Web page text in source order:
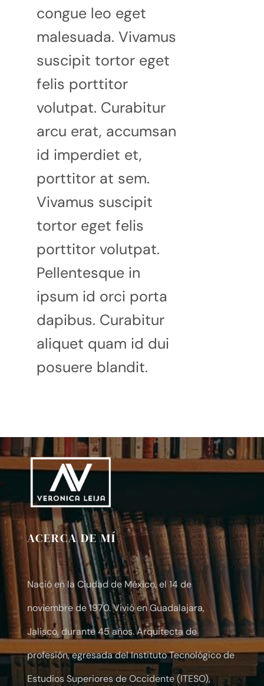
congue leo eget
malesuada. Vivamus
suscipit tortor eget
felis porttitor
volutpat. Curabitur
arcu erat, accumsan
id imperdiet et,
porttitor at sem.
Vivamus suscipit
tortor eget felis
porttitor volutpat.
Pellentesque in
ipsum id orci porta
dapibus. Curabitur
aliquet quam id dui
posuere blandit.
ACERCA DE MÍ
Nació en la Ciudad de México, el 14 de
noviembre de 1970. Vivió en Guadalajara,
Jalisco, durante 45 años. Arquitecta de
profesión, egresada del Instituto Tecnológico de
Estudios Superiores de Occidente (ITESO),